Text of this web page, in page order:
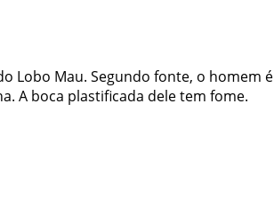
Lobo Mau. Segundo fonte, o homem é
A boca plastificada dele tem fome.